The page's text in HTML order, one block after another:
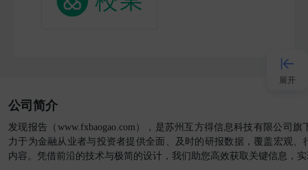
公司简介
发现报告（www.fxbaogao.com），是苏州互方得信息科技有限公司
力于为金融从业者与投资者提供全面、及时的研报数据，覆盖宏观、
内容。凭借前沿的技术与极简的设计，我们助您高效获取关键信息，
展开
接入AI
小程序